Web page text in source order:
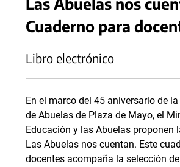
Cuaderno para
Libro electrónico
En el marco del 45 aniversario de
de Abuelas de Plaza de Mayo, el
Educación y las Abuelas proponen
Las Abuelas nos cuentan. Este
docentes acompaña la selección